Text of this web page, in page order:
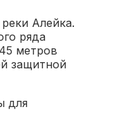
Алейка.
ряда
метров
защитной
для